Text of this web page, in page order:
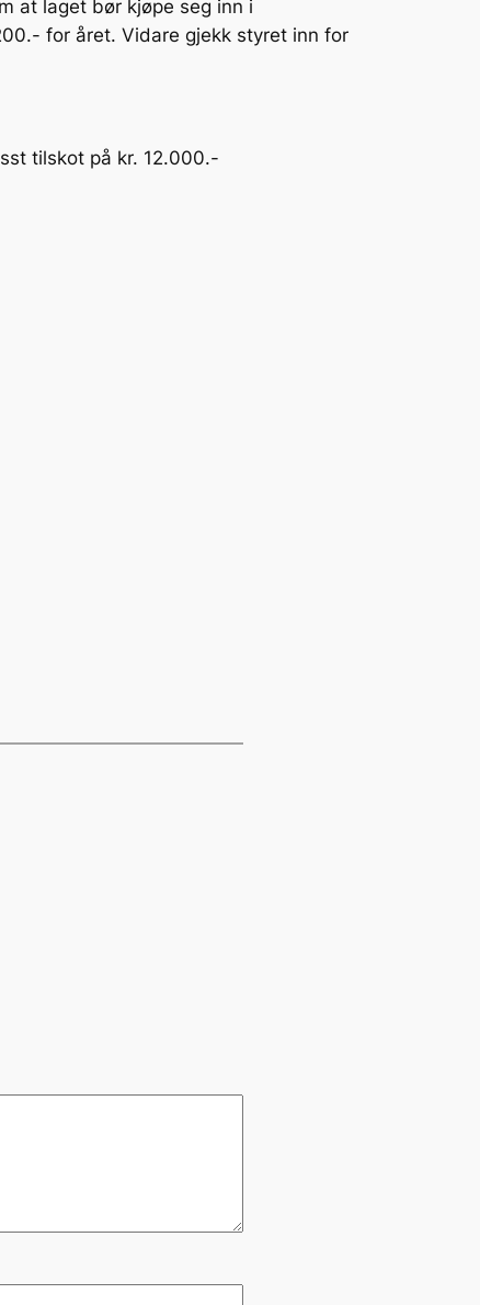
at laget bør kjøpe seg inn i
for året. Vidare gjekk styret inn for
tilskot på kr. 12.000.-